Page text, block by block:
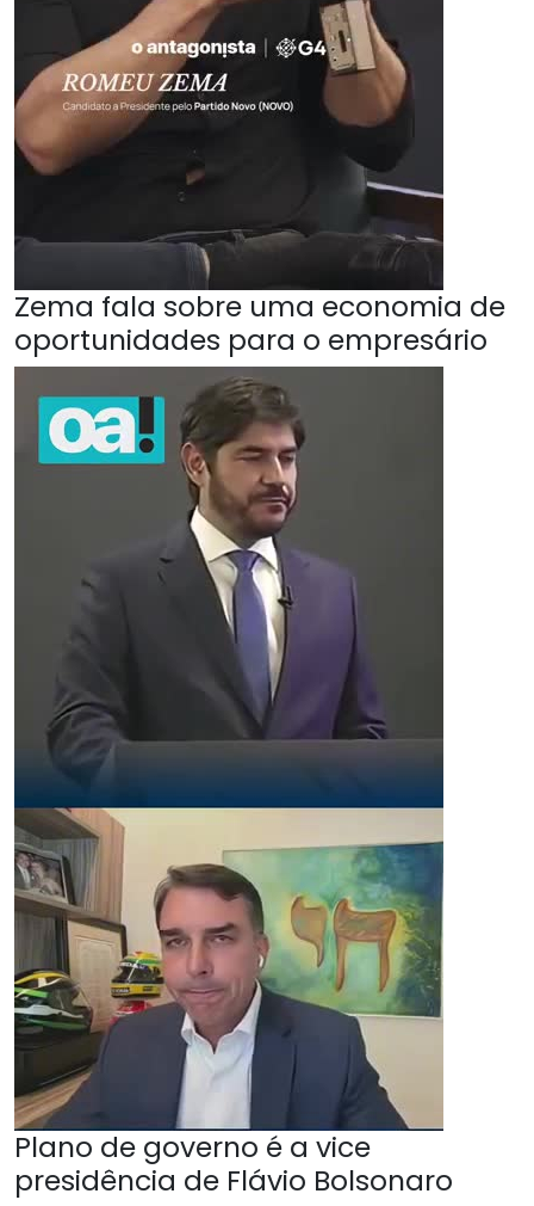
Zema fala sobre uma economia de
oportunidades para o empresário
Plano de governo é a vice
presidência de Flávio Bolsonaro